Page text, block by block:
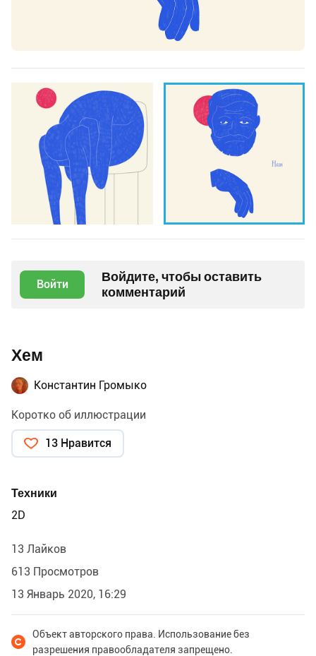
Войти
Войдите, чтобы оставить
комментарий
Хем
Константин Громыко
Коротко об иллюстрации
13 Нравится
Техники
2D
13 Лайков
613 Просмотров
13 Январь 2020, 16:29
Объект авторского права. Использование без
разрешения правообладателя запрещено.